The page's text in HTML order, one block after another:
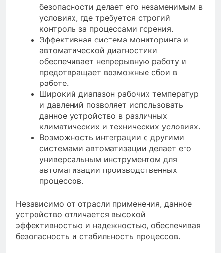
безопасности делает его незаменимым в
условиях, где требуется строгий
контроль за процессами горения.
Эффективная система мониторинга и
автоматической диагностики
обеспечивает непрерывную работу и
предотвращает возможные сбои в
работе.
Широкий диапазон рабочих температур
и давлений позволяет использовать
данное устройство в различных
климатических и технических условиях.
Возможность интеграции с другими
системами автоматизации делает его
универсальным инструментом для
автоматизации производственных
процессов.
Независимо от отрасли применения, данное
устройство отличается высокой
эффективностью и надежностью, обеспечивая
безопасность и стабильность процессов.